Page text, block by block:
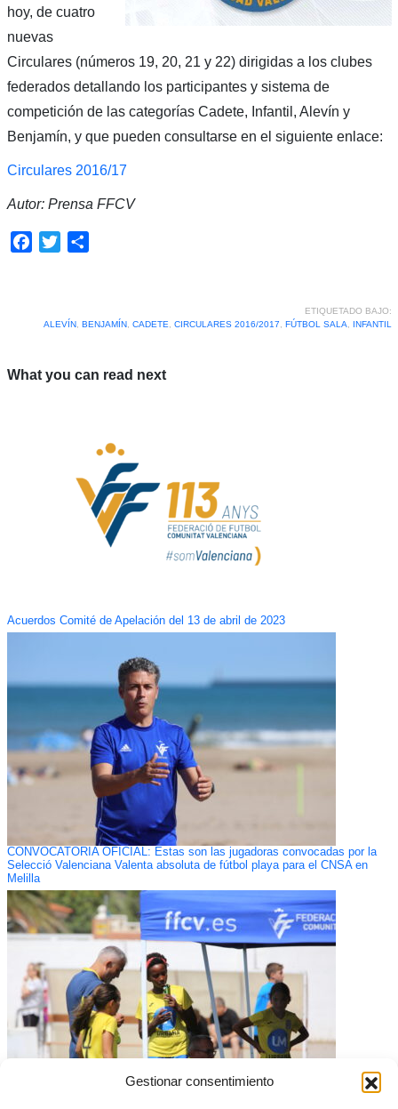
Gestionar consentimiento
hoy, de cuatro
nuevas
Circulares (números 19, 20, 21 y 22) dirigidas a los clubes
federados detallando los participantes y sistema de
competición de las categorías Cadete, Infantil, Alevín y
Benjamín, y que pueden consultarse en el siguiente enlace:
Circulares 2016/17
Autor: Prensa FFCV
Facebook
Twitter
ETIQUETADO BAJO:
ALEVÍN, BENJAMÍN, CADETE CIRCULARES 2016/2017 FÚTBOL SALA INFANTIL
What you can read next
Acuerdos Comité de Apelación del 13 de abril de 2023
CONVOCATORIA OFICIAL: Estas son las jugadoras convocadas por la
Selecció Valenciana Valenta absoluta de fútbol playa para el CNSA en
Melilla